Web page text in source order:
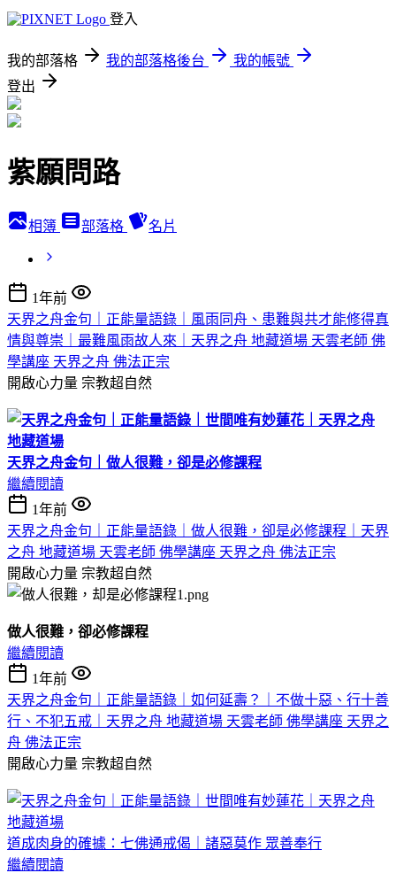
登入
我的部落格 我的部落格後台
我的帳號
登出
紫願問路
相簿 部落格 名片
1年前
天界之舟金句｜正能量語錄｜風雨同舟、患難與共才能修得真
情與尊崇｜最難風雨故人來｜天界之舟 地藏道場 天雲老師 佛
學講座 天界之舟 佛法正宗
開啟心力量 宗教超自然
天界之舟金句｜做人很難，卻是必修課程
繼續閱讀
1年前
天界之舟金句｜正能量語錄｜做人很難，卻是必修課程｜天界
之舟 地藏道場 天雲老師 佛學講座 天界之舟 佛法正宗
開啟心力量 宗教超自然
做人很難，卻必修課程
繼續閱讀
1年前
天界之舟金句｜正能量語錄｜如何延壽？｜不做十惡、行十善
行、不犯五戒｜天界之舟 地藏道場 天雲老師 佛學講座 天界之
舟 佛法正宗
開啟心力量 宗教超自然
道成肉身的確據：七佛通戒偈｜諸惡莫作 眾善奉行
繼續閱讀